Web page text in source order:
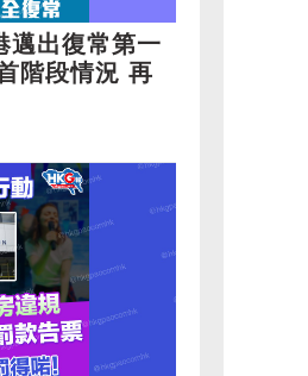
邁出復常第一
階段情況 再